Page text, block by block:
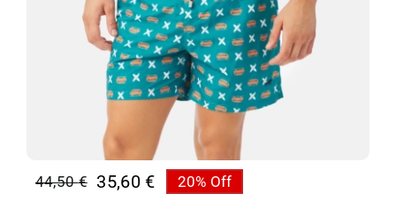
44,50€
Original35,60 €
Η
20% Off